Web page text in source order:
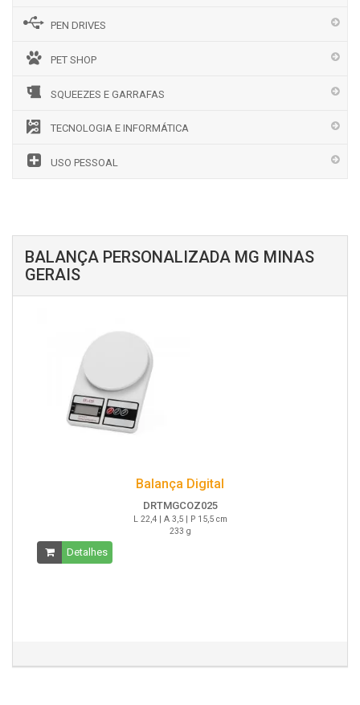
PEN DRIVES
PET SHOP
SQUEEZES E GARRAFAS
TECNOLOGIA E INFORMÁTICA
USO PESSOAL
BALANÇA PERSONALIZADA MG MINAS
GERAIS
Balança Digital
DRTMGCOZ025
L 22,4 | A 3,5 | P 15,5 cm
233 g
Detalhes